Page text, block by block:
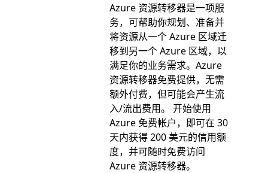
Azure 资源转移器是一项服
务，可帮助你规划、准备并
将资源从一个 Azure 区域迁
移到另一个 Azure 区域，以
满足你的业务需求。Azure
资源转移器免费提供，无需
额外付费，但可能会产生流
入/流出费用。 开始使用
Azure 免费帐户，即可在 30
天内获得 200 美元的信用额
度，并可随时免费访问
Azure 资源转移器。